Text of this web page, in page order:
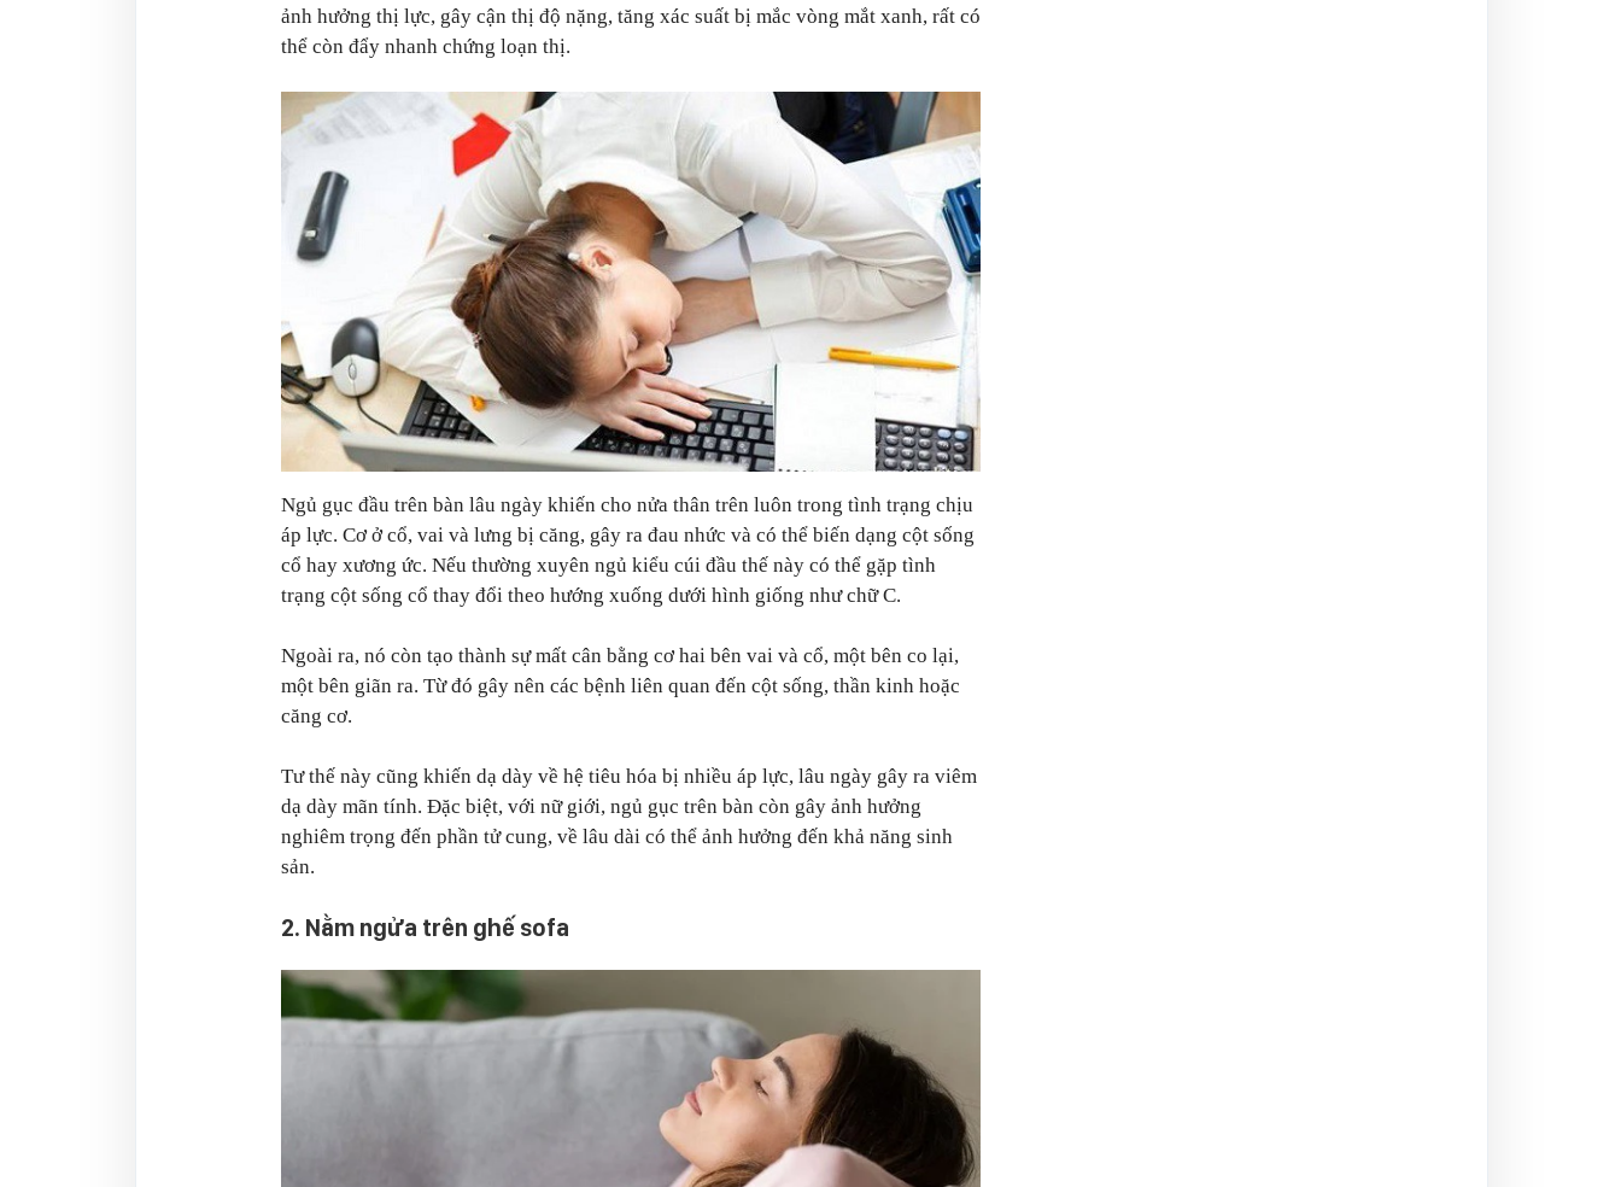
ảnh hưởng thị lực, gây cận thị độ nặng, tăng xác suất bị mắc vòng mắt xanh, rất có
thể còn đẩy nhanh chứng loạn thị.
Ngủ gục đầu trên bàn lâu ngày khiến cho nửa thân trên luôn trong tình trạng chịu
áp lực. Cơ ở cổ, vai và lưng bị căng, gây ra đau nhức và có thể biến dạng cột sống
cổ hay xương ức. Nếu thường xuyên ngủ kiểu cúi đầu thế này có thể gặp tình
trạng cột sống cổ thay đổi theo hướng xuống dưới hình giống như chữ C.
Ngoài ra, nó còn tạo thành sự mất cân bằng cơ hai bên vai và cổ, một bên co lại,
một bên giãn ra. Từ đó gây nên các bệnh liên quan đến cột sống, thần kinh hoặc
căng cơ.
Tư thế này cũng khiến dạ dày về hệ tiêu hóa bị nhiều áp lực, lâu ngày gây ra viêm
dạ dày mãn tính. Đặc biệt, với nữ giới, ngủ gục trên bàn còn gây ảnh hưởng
nghiêm trọng đến phần tử cung, về lâu dài có thể ảnh hưởng đến khả năng sinh
sản.
2. Nằm ngửa trên ghế sofa